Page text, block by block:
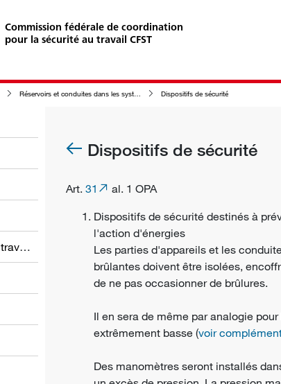
Commission fédérale de coordination
pour la sécurité au travail CFST
Réservoirs et conduites dans les systèmes techniques Dispositifs de sécurité
Obligations des employeurs et des travailleurs
Dispositifs de sécurité
Art. 31
al. 1 OPA
Dispositifs de sécurité destinés à
l'action d'énergies
Les parties d'appareils et les
brûlantes doivent être isolées,
de ne pas occasionner de brûlures.
Il en sera de même par analogie
extrêmement basse (voir
Des manomètres seront installés